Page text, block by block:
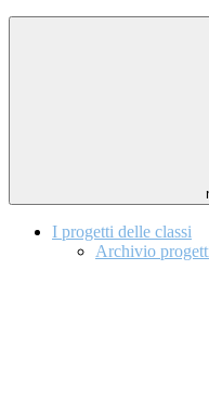
I progetti delle classi
Archivio